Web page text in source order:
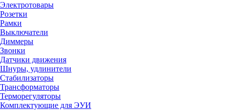
Электротовары
Розетки
Рамки
Выключатели
Диммеры
Звонки
Датчики движения
Шнуры, удлинители
Стабилизаторы
Трансформаторы
Терморегуляторы
Комплектующие для ЭУИ